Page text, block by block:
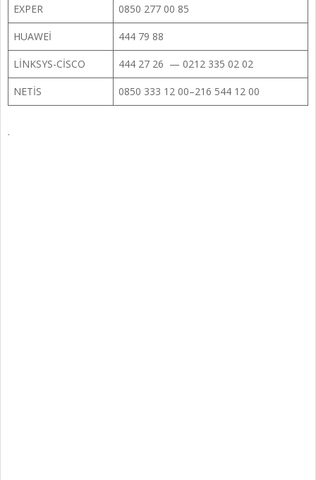
EXPER 0850 277 00 85
HUAWEİ 444 79 88
LİNKSYS-CİSCO 444 27 26 — 0212 335 02 02
NETİS 0850 333 12 00–216 544 12 00
.